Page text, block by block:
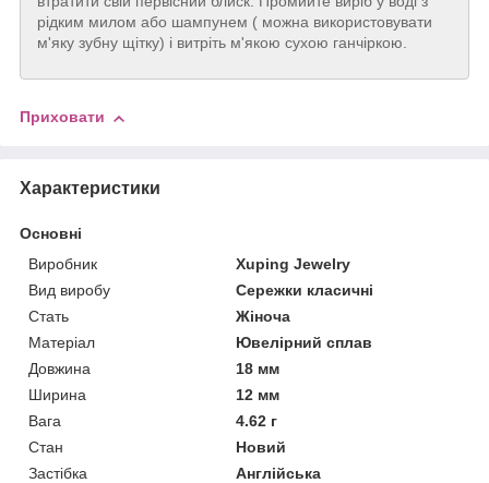
рідким милом або шампунем ( можна використовувати
м'яку зубну щітку) і витріть м'якою сухою ганчіркою.
Приховати
Характеристики
Основні
Виробник
Xuping Jewelry
Вид виробу
Сережки класичні
Стать
Жіноча
Матеріал
Ювелірний сплав
Довжина
18 мм
Ширина
12 мм
Вага
4.62 г
Стан
Новий
Застібка
Англійська